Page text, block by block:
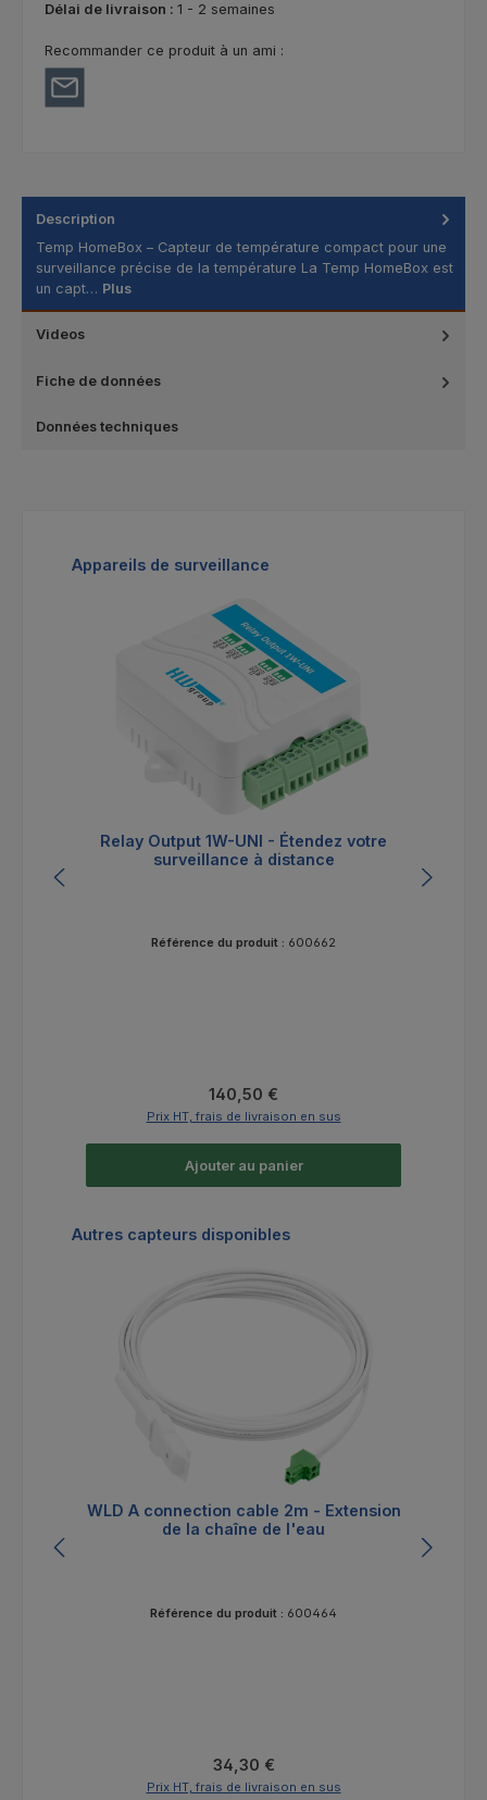
Délai de livraison : 1 - 2 semaines
Recommander ce produit à un ami :
Description
Temp HomeBox – Capteur de température compact pour une
surveillance précise de la température La Temp HomeBox est
un capt… Plus
Videos
Fiche de données
Données techniques
Ignorer la galerie de produits
Appareils de surveillance
Relay Output 1W-UNI - Étendez votre
surveillance à distance
Référence du produit : 600662
Prix régulier :
140,50 €
Prix HT, frais de livraison en sus
Ajouter au panier
Ignorer la galerie de produits
Autres capteurs disponibles
WLD A connection cable 2m - Extension
de la chaîne de l'eau
Référence du produit : 600464
Prix régulier :
34,30 €
Prix HT, frais de livraison en sus